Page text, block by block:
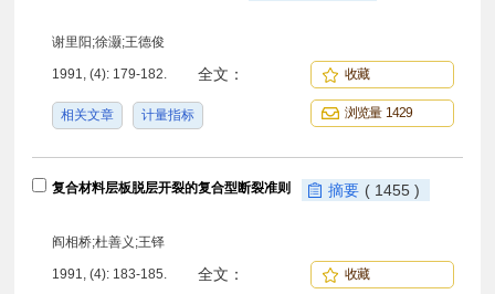
谢里阳;徐灏;王德俊
1991, (4): 179-182. 全文：
相关文章 计量指标
收藏
浏览量 1429
复合材料层板脱层开裂的复合型断裂准则 摘要 ( 1455 )
阎相桥;杜善义;王铎
1991, (4): 183-185. 全文： 收藏